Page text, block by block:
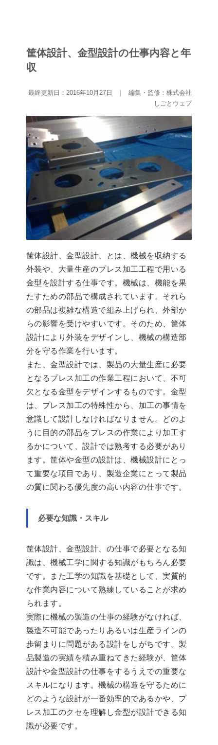
筐体設計、金型設計の仕事内容と年
収
最終更新日：2016年10月27日
編集・監修：株式会社
しごとウェブ
筐体設計、金型設計、とは、機械を収納する
外装や、大量生産のプレス加工工程で用いる
金型を設計する仕事です。機械は、機能を果
たすための部品で構成されています。それら
の部品は複雑な構造で組み上げられ、外部か
らの影響を受けやすいです。そのため、筐体
設計により外装をデザインし、機械の構造部
分を守る作業を行います。
また、金型設計では、製品の大量生産に必要
となるプレス加工の作業工程において、不可
欠となる金型をデザインするものです。金型
は、プレス加工の特殊性から、加工の事情を
意識して設計しなければなりません。どのよ
うに目的の部品をプレスの作業により加工す
るかについて、設計では熟考する必要があり
ます。筐体や金型の設計は、機械設計にとっ
て重要な項目であり、製造企業にとって製品
の質に関わる優先度の高い内容の仕事です。
必要な知識・スキル
筐体設計、金型設計、の仕事で必要となる知
識は、機械工学に関する知識がもちろん必要
です。また工学の知識を基礎として、実質的
な作業内容について熟練していることが求め
られます。
実際に機械の製造の仕事の経験がなければ、
製造不可能であったりあるいは生産ラインの
歩留まりに問題がある設計をしがちです。製
品製造の実績を積み重ねてきた経験が、筐体
設計や金型設計の仕事をするうえでの重要な
スキルになります。機械の構造を守るために
どのような設計が一番効率的であるかや、プ
レス加工のクセを理解し金型が設計できる知
識が必要です。